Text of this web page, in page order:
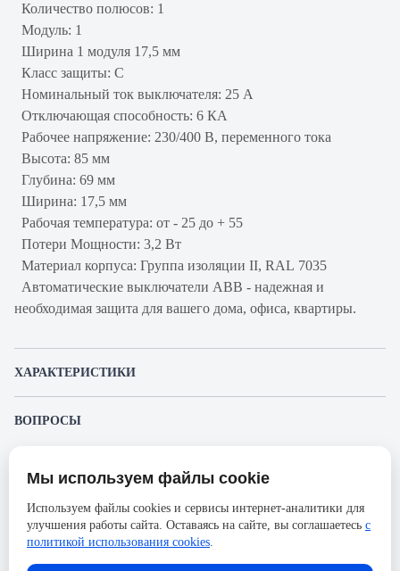
Количество полюсов: 1
Модуль: 1
Ширина 1 модуля 17,5 мм
Класс защиты: С
Номинальный ток выключателя: 25 А
Отключающая способность: 6 КА
Рабочее напряжение: 230/400 В, переменного тока
Высота: 85 мм
Глубина: 69 мм
Ширина: 17,5 мм
Рабочая температура: от - 25 до + 55
Потери Мощности: 3,2 Вт
Материал корпуса: Группа изоляции II, RAL 7035
Автоматические выключатели ABB - надежная и
необходимая защита для вашего дома, офиса, квартиры.
ХАРАКТЕРИСТИКИ
Производитель
Серия
SH200
Номинальный ток
ВОПРОСЫ
Пожалуйста, авторизуйтесь, чтобы иметь
возможность оставлять вопросы.
Представленные изображения и характеристики могут отличаться от реального
без предварительного уведомления. Компания АйДистрибьют не несёт
ответственности в случае не соответствия текущей модели товаров фотографиям,
размещённым в карточке товара.
Мы используем файлы cookie
Используем файлы cookies и сервисы интернет-аналитики для
улучшения работы сайта. Оставаясь на сайте, вы соглашаетесь с
политикой использования cookies.